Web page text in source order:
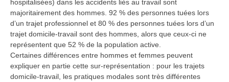
hospitalisées) dans les accidents liés au travail sont
majoritairement des hommes. 92 % des personnes tuées lors
d’un trajet professionnel et 80 % des personnes tuées lors d’un
trajet domicile-travail sont des hommes, alors que ceux-ci ne
représentent que 52 % de la population active.
Certaines différences entre hommes et femmes peuvent
expliquer en partie cette sur-représentation : pour les trajets
domicile-travail, les pratiques modales sont très différentes